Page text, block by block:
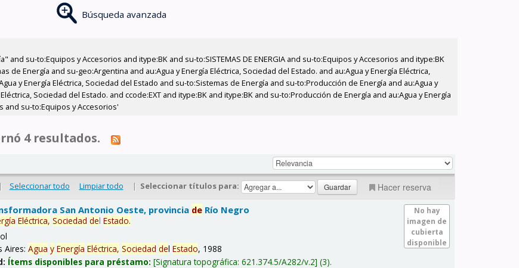
Búsqueda avanzada
su-to:Equipos y Accesorios and itype:BK and su-to:SISTEMAS DE ENERGIA and su-to:Equipos y Accesorios and itype:BK
de Energía and su-geo:Argentina and au:Agua y Energía Eléctrica, Sociedad del Estado. and au:Agua y Energía Eléctrica,
y Energía Eléctrica, Sociedad del Estado and su-to:Sistemas de Energía and su-to:Producción de Energía and au:Agua y
Sociedad del Estado. and ccode:EXT and itype:BK and itype:BK and su-to:Producción de Energía and au:Agua y Energía
and su-to:Equipos y Accesorios'
4 resultados.
| Seleccionar todo Limpiar todo | Seleccionar títulos para: Hacer reserva
No hay
imagen de
cubierta
disponible
San Antonio Oeste, provincia de Río Negro
Eléctrica, Sociedad delEstado.
Aires:Agua y Energía Eléctrica, Sociedad delEstado, 1988
Ítems disponibles para préstamo: Signatura topográfica:621.374.5/A282/v.2 (3).